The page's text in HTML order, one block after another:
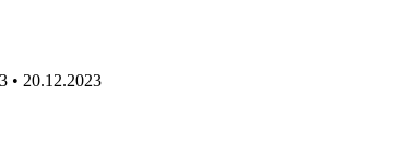
• 20.12.2023